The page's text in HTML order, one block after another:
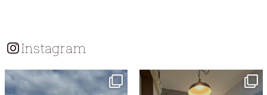
Instagram
tomohouseinc
tomohouseinc
7月 13